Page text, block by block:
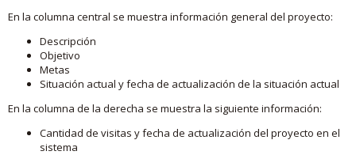
En la columna central se muestra información general del proyecto:
Descripción
Objetivo
Metas
Situación actual y fecha de actualización de la situación actual
En la columna de la derecha se muestra la siguiente información:
Cantidad de visitas y fecha de actualización del proyecto en el
sistema